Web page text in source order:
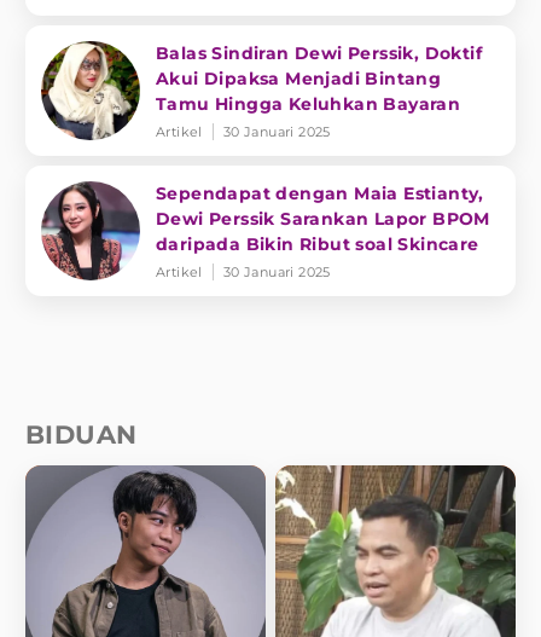
Balas Sindiran Dewi Perssik, Doktif
Akui Dipaksa Menjadi Bintang
Tamu Hingga Keluhkan Bayaran
Artikel 30 Januari 2025
Sependapat dengan Maia Estianty,
Dewi Perssik Sarankan Lapor BPOM
daripada Bikin Ribut soal Skincare
Artikel 30 Januari 2025
BIDUAN